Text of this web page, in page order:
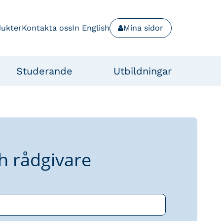
Kontakta ossIn English Mina sidor
Studerande Utbildningar
rådgivare